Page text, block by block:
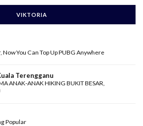
VIKTORIA
You Can Top Up PUBG Anywhere
Terengganu
ANAK-ANAK HIKING BUKIT BESAR,
Popular